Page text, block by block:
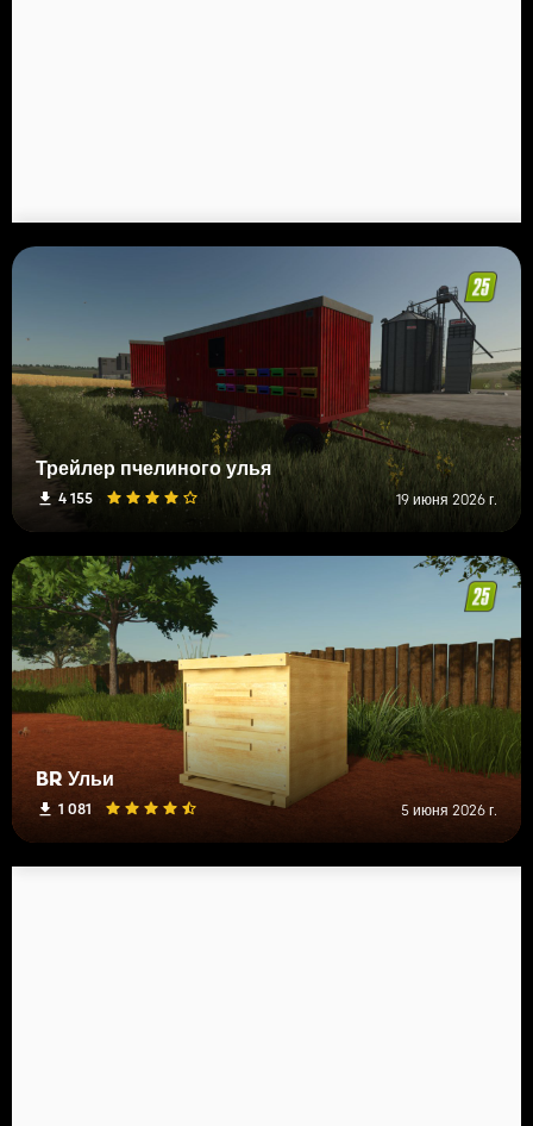
Трейлер пчелиного улья
4 155 19 июня 2026 г.
BR Ульи
1 081 5 июня 2026 г.